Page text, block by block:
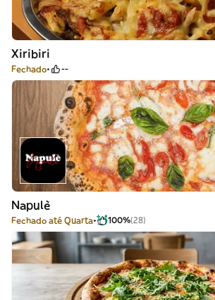
Xiribiri
Fechado --
Napulè
Fechado até Quarta 100%(28)